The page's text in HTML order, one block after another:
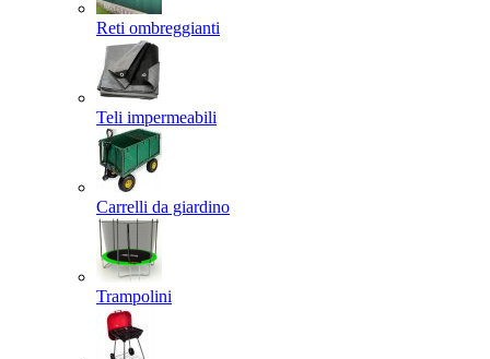
Reti ombreggianti
Teli impermeabili
Carrelli da giardino
Trampolini